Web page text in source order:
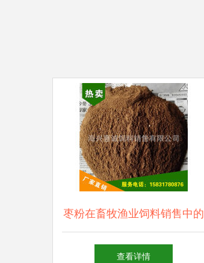
枣粉在畜牧渔业饲料销售中的
潜力与应用
查看详情